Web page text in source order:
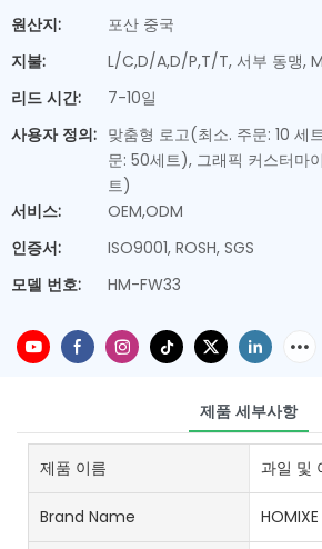
원산지:
포산 중국
지불:
L/C,D/A,D/P,T/T, 서부 동맹,
리드 시간:
7-10일
사용자 정의: 맞춤형 로고(최소. 주문: 10 세
문: 50세트), 그래픽 커스터마
트)
서비스:
OEM,ODM
인증서:
ISO9001, ROSH, SGS
모델 번호:
HM-FW33
제품 세부사항
제품 이름 과일 및
Brand Name HOMIXE